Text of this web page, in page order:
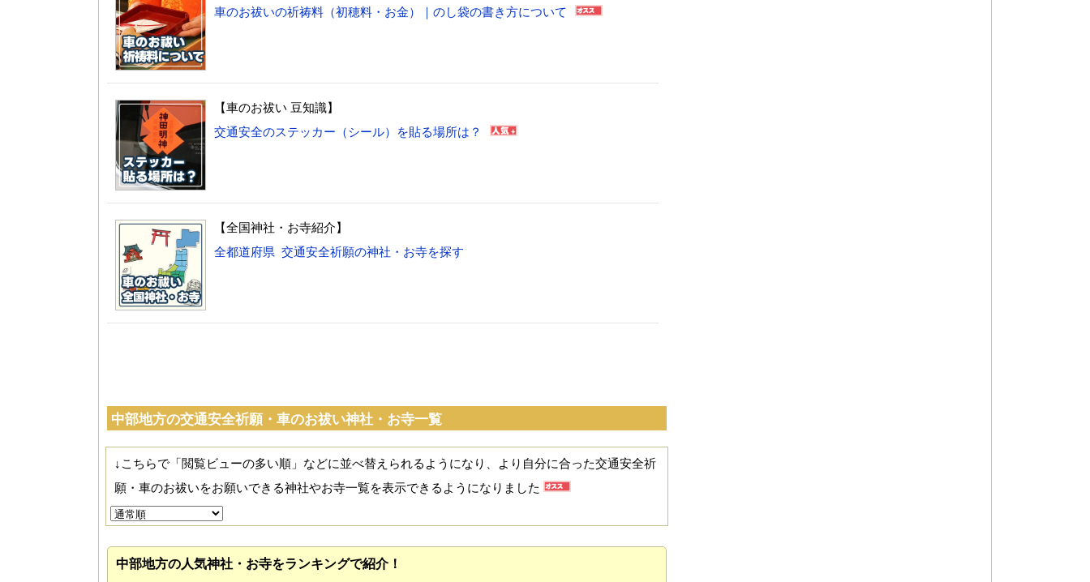
車のお祓いの祈祷料（初穂料・お金）｜のし袋の書き方について
【車のお祓い 豆知識】
交通安全のステッカー（シール）を貼る場所は？
【全国神社・お寺紹介】
全都道府県 交通安全祈願の神社・お寺を探す
中部地方の交通安全祈願・車のお祓い神社・お寺一覧
↓こちらで「閲覧ビューの多い順」などに並べ替えられるようになり、より自分に合った交通安全祈
願・車のお祓いをお願いできる神社やお寺一覧を表示できるようになりました
中部地方の人気神社・お寺をランキングで紹介！